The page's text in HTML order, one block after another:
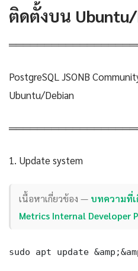
ติดตั้งบน Ubuntu/
PostgreSQL JSONB
Ubuntu/Debian
1. Update system
เนื้อหาเกี่ยวข้อง — บทความที่เ
Metrics Internal Developer
sudo apt update